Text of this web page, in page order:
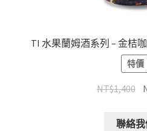
TI 水果蘭姆酒系列 – 金桔
特價
NT$1,400
聯絡我